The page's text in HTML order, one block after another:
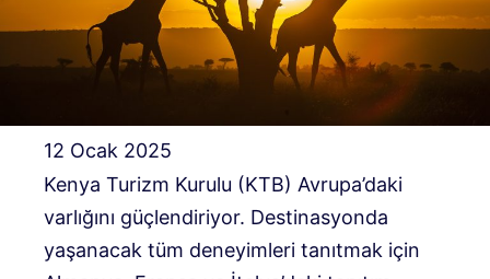
12 Ocak 2025
Kenya Turizm Kurulu (KTB) Avrupa’daki
varlığını güçlendiriyor. Destinasyonda
yaşanacak tüm deneyimleri tanıtmak için